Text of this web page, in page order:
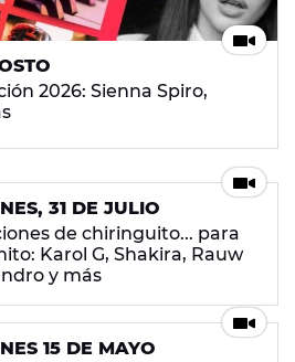
2026: Sienna Spiro,
31 DE JULIO
de chiringuito... para
Karol G, Shakira, Rauw
y más
15 DE MAYO